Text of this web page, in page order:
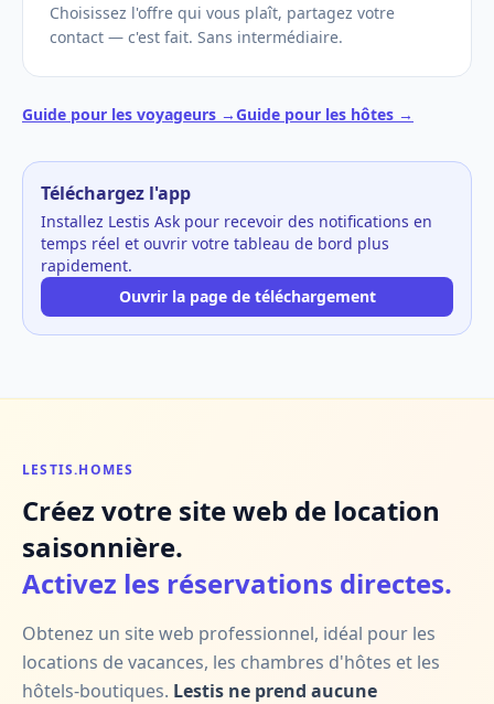
Choisissez l'offre qui vous plaît, partagez votre
contact — c'est fait. Sans intermédiaire.
Guide pour les voyageurs →Guide pour les hôtes →
Téléchargez l'app
Installez Lestis Ask pour recevoir des notifications en
temps réel et ouvrir votre tableau de bord plus
rapidement.
Ouvrir la page de téléchargement
LESTIS.HOMES
Créez votre site web de location
saisonnière.
Activez les réservations directes.
Obtenez un site web professionnel, idéal pour les
locations de vacances, les chambres d'hôtes et les
hôtels-boutiques. Lestis ne prend aucune